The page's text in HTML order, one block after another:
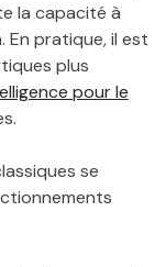
la capacité à
En pratique, il est
plus
pour le
se